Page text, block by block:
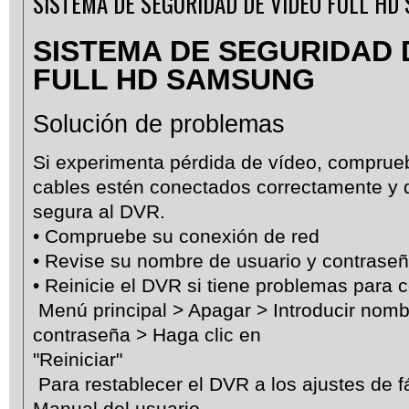
SISTEMA DE SEGURIDAD
FULL HD SAMSUNG
Solución de problemas
Si experimenta pérdida de vídeo,
cables estén conectados correctamente y
segura al DVR.
• Compruebe su conexión de red
• Revise su nombre de usuario y
• Reinicie el DVR si tiene problemas para
Menú principal > Apagar > Introducir
contraseña > Haga clic en
"Reiniciar"
Para restablecer el DVR a los ajustes de